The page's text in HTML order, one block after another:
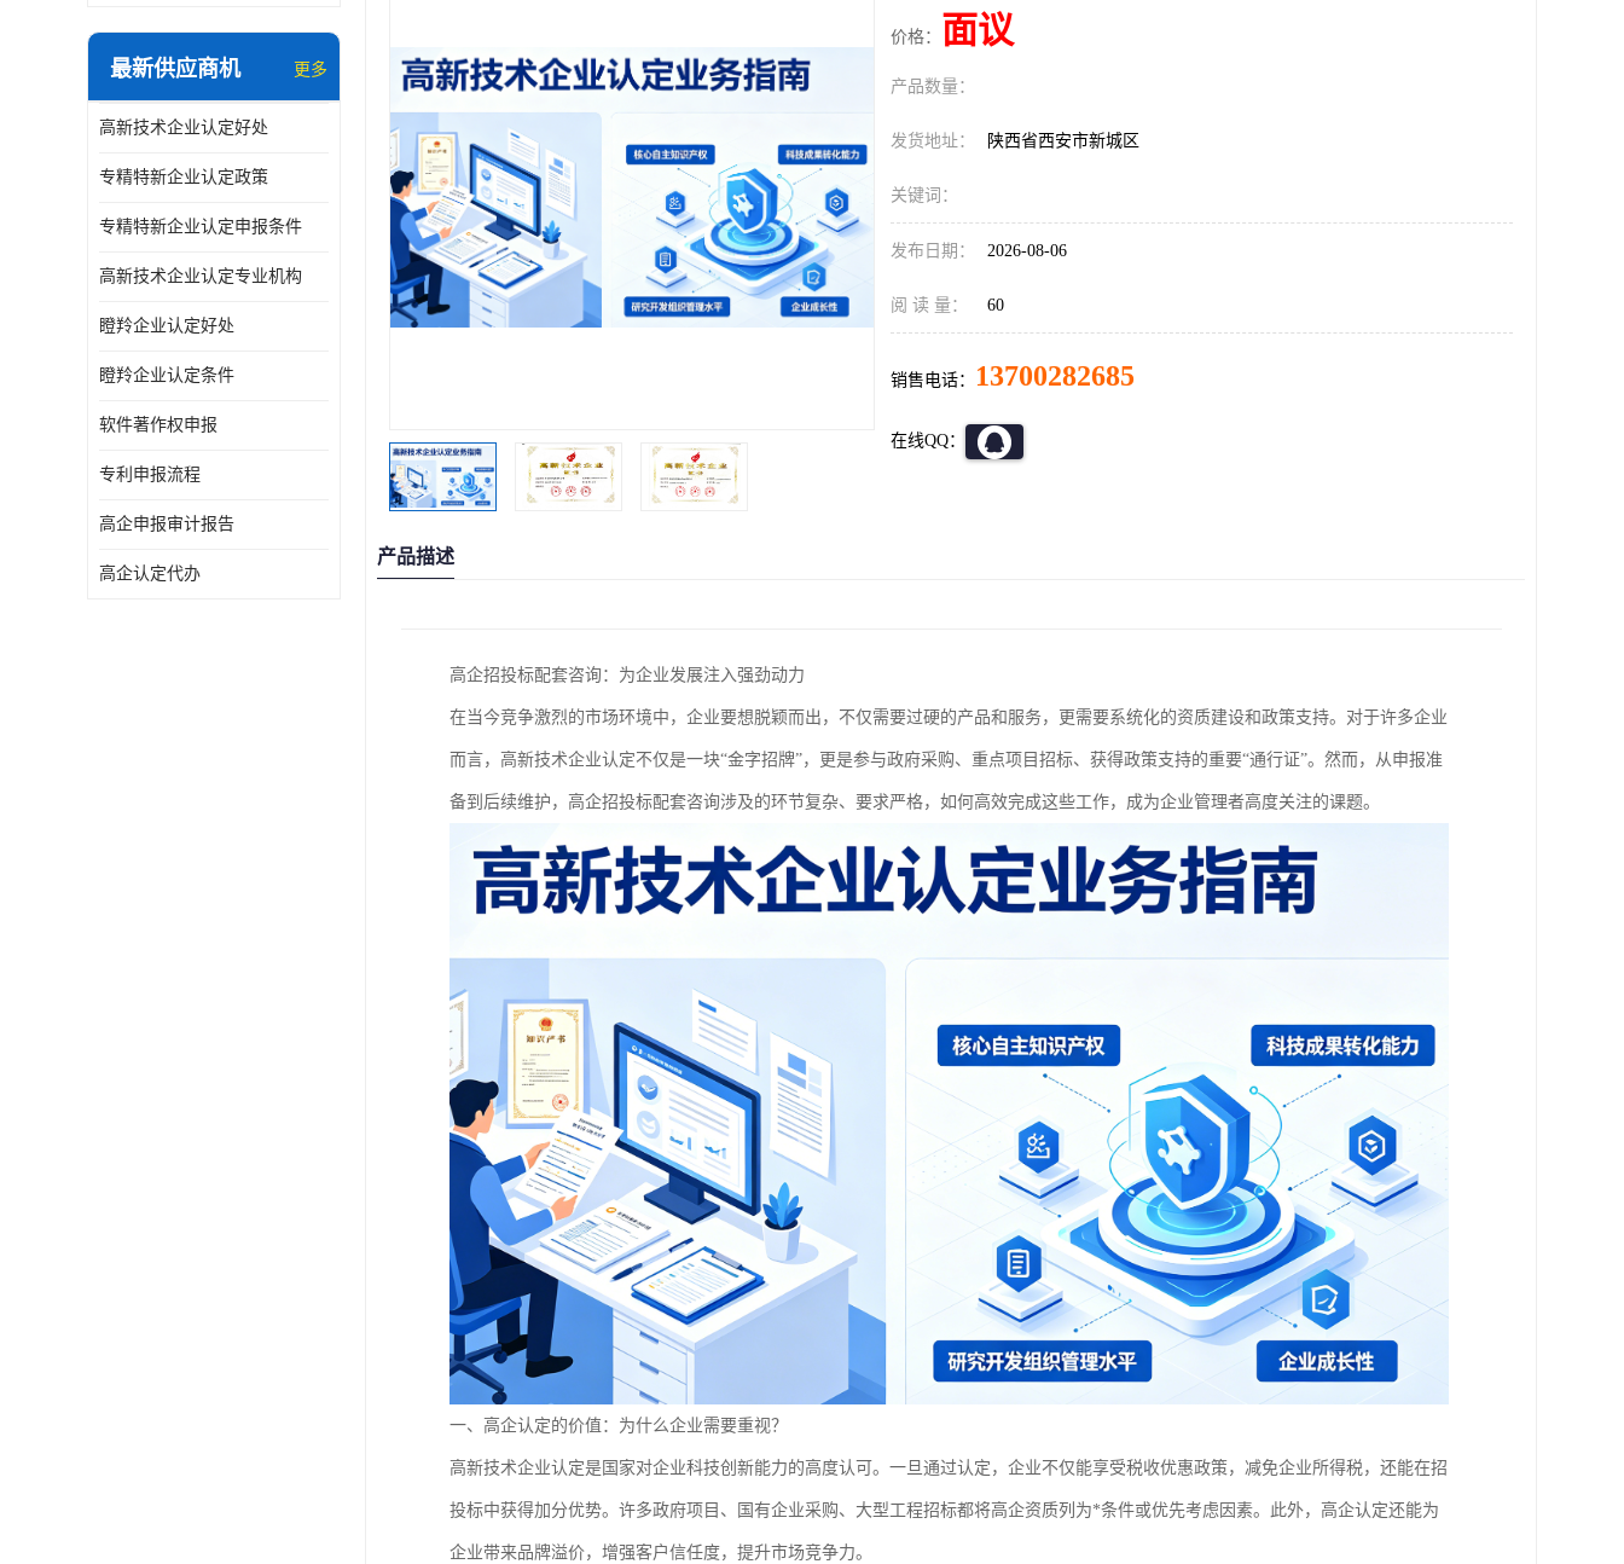
最新供应商机 更多
高新技术企业认定好处
专精特新企业认定政策
专精特新企业认定申报条件
高新技术企业认定专业机构
瞪羚企业认定好处
瞪羚企业认定条件
软件著作权申报
专利申报流程
高企申报审计报告
高企认定代办
价格： 面议
产品数量：
发货地址： 陕西省西安市新城区
关键词：
发布日期： 2026-08-06
阅 读 量： 60
销售电话： 13700282685
在线QQ：
产品描述
高企招投标配套咨询：为企业发展注入强劲动力
在当今竞争激烈的市场环境中，企业要想脱颖而出，不仅需要过硬的产品和服务，更需要系统化的资质建设和政策支持。对于许多企业
而言，高新技术企业认定不仅是一块“金字招牌”，更是参与政府采购、重点项目招标、获得政策支持的重要“通行证”。然而，从申报准
备到后续维护，高企招投标配套咨询涉及的环节复杂、要求严格，如何高效完成这些工作，成为企业管理者高度关注的课题。
一、高企认定的价值：为什么企业需要重视？
高新技术企业认定是国家对企业科技创新能力的高度认可。一旦通过认定，企业不仅能享受税收优惠政策，减免企业所得税，还能在招
投标中获得加分优势。许多政府项目、国有企业采购、大型工程招标都将高企资质列为*条件或优先考虑因素。此外，高企认定还能为
企业带来品牌溢价，增强客户信任度，提升市场竞争力。